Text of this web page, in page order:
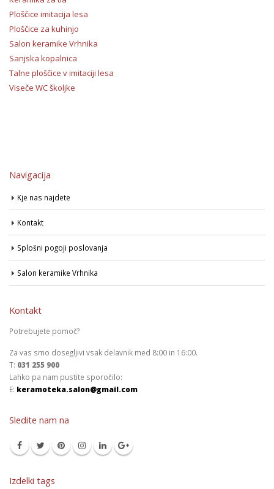
Ploščice imitacija lesa
Ploščice za kuhinjo
Salon keramike Vrhnika
Sanjska kopalnica
Talne ploščice v imitaciji lesa
Viseče WC školjke
Navigacija
Kje nas najdete
Kontakt
Splošni pogoji poslovanja
Salon keramike Vrhnika
Kontakt
Potrebujete pomoč?
Za vas smo dosegljivi vsak delavnik med 8:00 in 16:00.
T: 031 255 900
Lahko pa nam pustite sporočilo:
E: keramoteka.salon@gmail.com
Sledite nam na
Izdelki tags